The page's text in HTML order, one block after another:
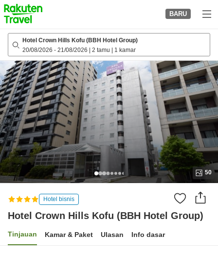
to
top
page
BARU
Hotel Crown Hills Kofu (BBH Hotel Group)
20/08/2026 - 21/08/2026 2 tamu 1 kamar
50
Hotel bisnis
Hotel Crown Hills Kofu (BBH Hotel Group)
Tinjauan Kamar & Paket Ulasan Info dasar